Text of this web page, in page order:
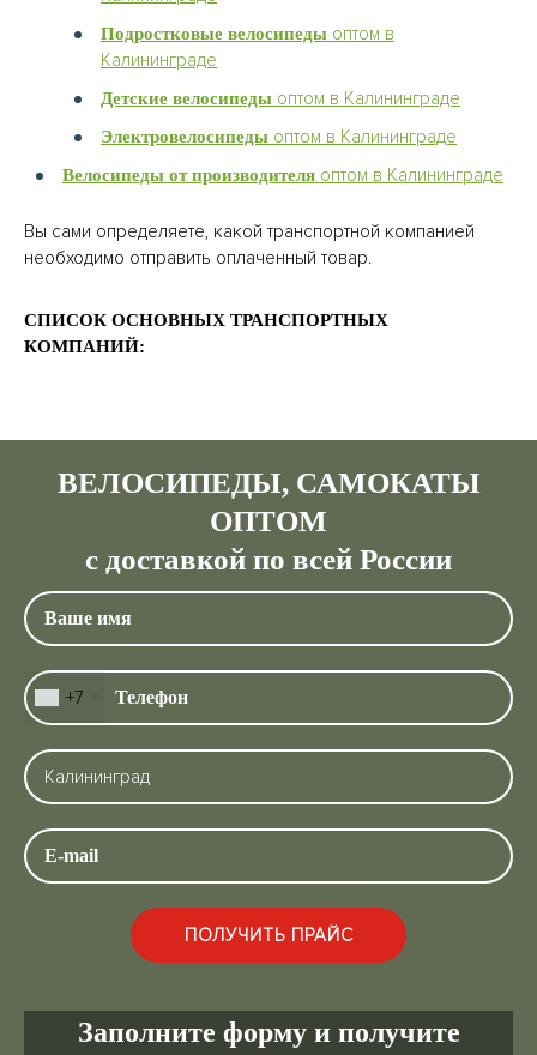
Подростковые велосипеды оптом в
Калининграде
Детские велосипеды оптом в Калининграде
Электровелосипеды оптом в Калининграде
Велосипеды от производителя оптом в Калининграде
Вы сами определяете, какой транспортной компанией
необходимо отправить оплаченный товар.
СПИСОК ОСНОВНЫХ ТРАНСПОРТНЫХ
КОМПАНИЙ:
ВЕЛОСИПЕДЫ, САМОКАТЫ
ОПТОМ
с доставкой по всей России
+7
Заполните форму и получите